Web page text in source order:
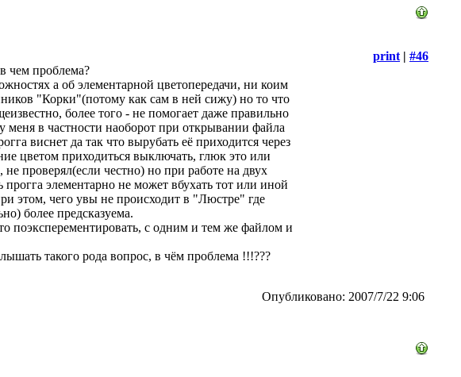
print | #46
чем проблема?
а об элементарной цветопередачи, ни коим
"Корки"(потому как сам в ней сижу) но то что
более того - не помогает даже правильно
меня в частности наоборот при открывании файла
виснет да так что вырубать её приходится через
цветом приходиться выключать, глюк это или
проверял(если честно) но при работе на двух
элементарно не может вбухать тот или иной
этом, чего увы не происходит в "Люстре" где
более предсказуема.
поэксперементировать, с одним и тем же файлом и
такого рода вопрос, в чём проблема !!!???
Опубликовано: 2007/7/22 9:06